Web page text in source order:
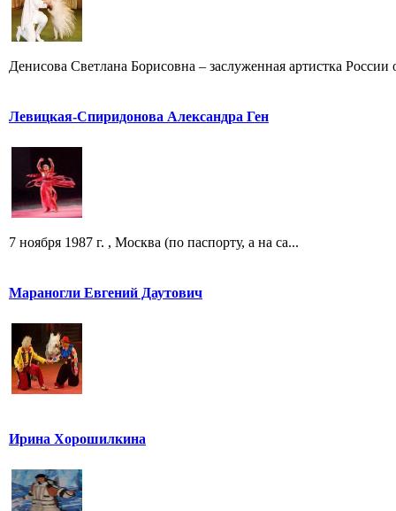
Денисова Светлана Борисовна – заслуженная артистка России
Левицкая-Спиридонова Александра Ген
7 ноября 1987 г. , Москва (по паспорту, а на са...
Мараногли Евгений Даутович
Ирина Хорошилкина